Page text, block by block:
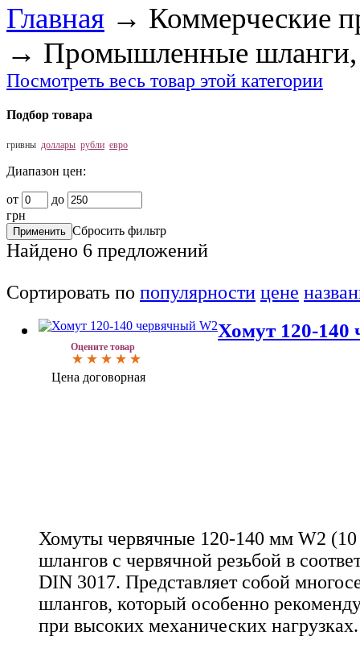
Главная → Коммерческие
→ Промышленные шланги,
Посмотреть весь товар этой категории
Подбор товара
гривны доллары рубли евро
Диапазон цен:
от
до
грн
Сбросить фильтр
Найдено 6 предложений
Сортировать по популярности цене
Оцените товар
Хомут 120-140
Цена договорная
Хомуты червячные 120-140 мм W2
шлангов с червячной резьбой в
DIN 3017. Представляет собой
шлангов, который особенно
при высоких механических нагрузках.